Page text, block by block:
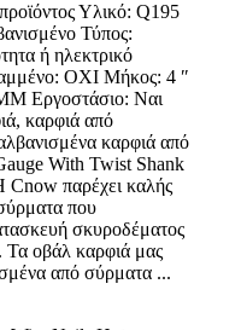
Υλικό: Q195
Τύπος:
ή ηλεκτρικό
ΟΧΙ Μήκος: 4 ″
Εργοστάσιο: Ναι
καρφιά από
καρφιά από
With Twist Shank
Cnow παρέχει καλής
που
σκυροδέματος
Τα οβάλ καρφιά μας
από σύρματα ...